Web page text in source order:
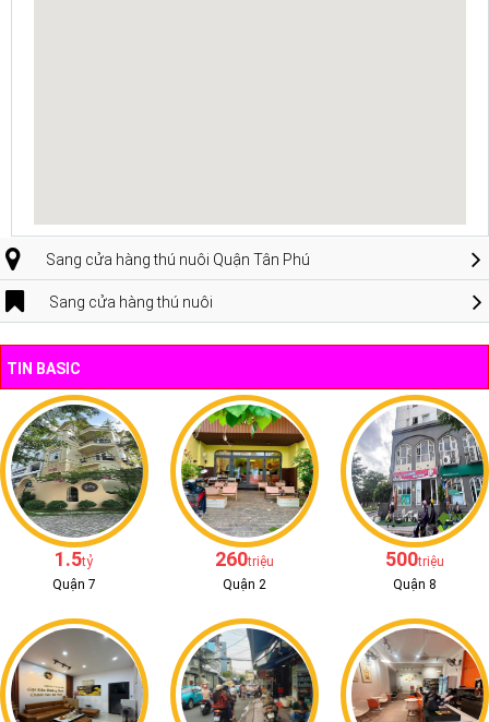
Sang cửa hàng thú nuôi Quận Tân Phú
Sang cửa hàng thú nuôi
TIN BASIC
1.5tỷ
Quận 7
260triệu
Quận 2
500triệu
Quận 8